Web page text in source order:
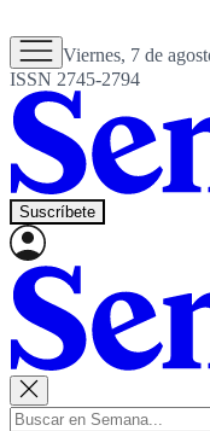
Viernes, 7 de
ISSN 2745-2794
Suscríbete